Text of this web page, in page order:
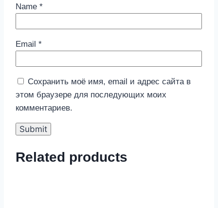
Name *
Email *
Сохранить моё имя, email и адрес сайта в
этом браузере для последующих моих
комментариев.
Related products